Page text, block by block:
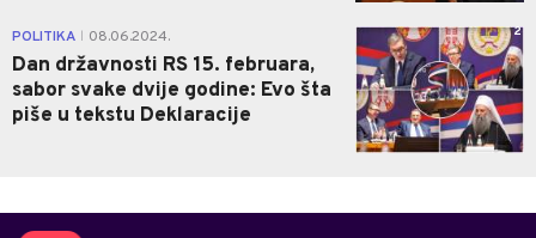
POLITIKA 08.06.2024.
Dan državnosti RS 15. februara,
sabor svake dvije godine: Evo šta
piše u tekstu Deklaracije
2